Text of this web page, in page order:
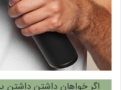
اگر خواهان داشتن